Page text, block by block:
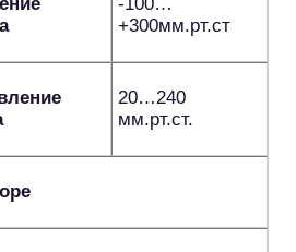
+300мм.рт.ст
20…240
мм.рт.ст.